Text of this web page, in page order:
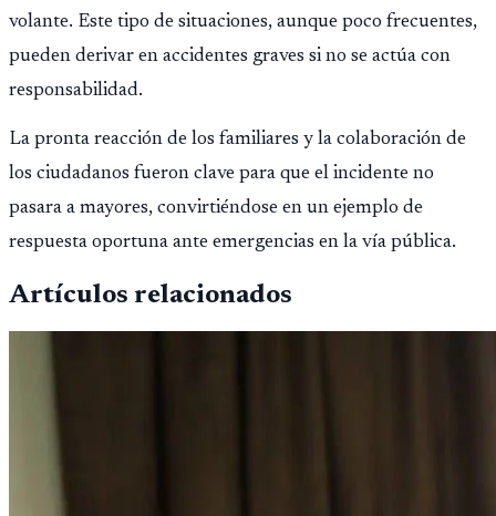
volante. Este tipo de situaciones, aunque poco frecuentes,
pueden derivar en accidentes graves si no se actúa con
responsabilidad.
La pronta reacción de los familiares y la colaboración de
los ciudadanos fueron clave para que el incidente no
pasara a mayores, convirtiéndose en un ejemplo de
respuesta oportuna ante emergencias en la vía pública.
Artículos relacionados